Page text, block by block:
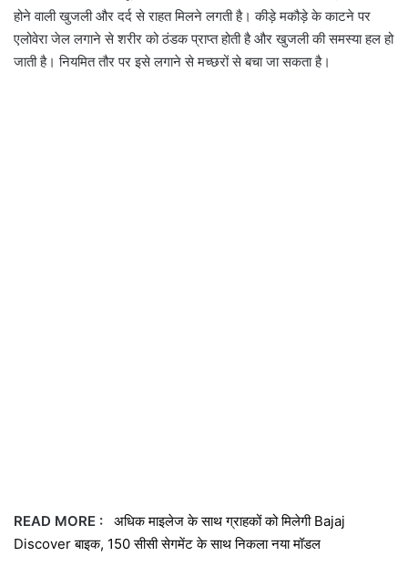
होने वाली खुजली और दर्द से राहत मिलने लगती है। कीड़े मकौड़े के काटने पर
एलोवेरा जेल लगाने से शरीर को ठंडक प्राप्त होती है और खुजली की समस्या हल हो
जाती है। नियमित तौर पर इसे लगाने से मच्छरों से बचा जा सकता है।
READ MORE :
अधिक माइलेज के साथ ग्राहकों को मिलेगी Bajaj
Discover बाइक, 150 सीसी सेगमेंट के साथ निकला नया मॉडल